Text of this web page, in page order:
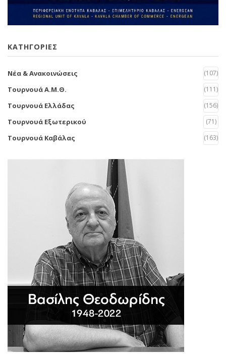
KΑΤΗΓΟΡΙΕΣ
Νέα & Ανακοινώσεις (107)
Τουρνουά Α.Μ.Θ. (111)
Τουρνουά Ελλάδας (156)
Τουρνουά Εξωτερικού (71)
Τουρνουά Καβάλας (163)